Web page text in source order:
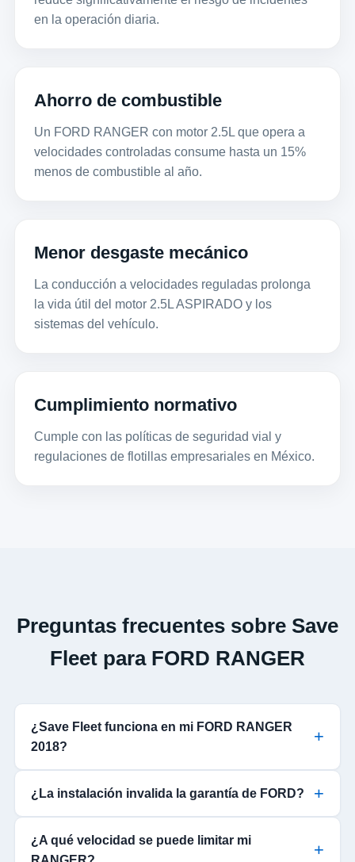
en la operación diaria.
Ahorro de combustible
Un FORD RANGER con motor 2.5L que opera a
velocidades controladas consume hasta un 15%
menos de combustible al año.
Menor desgaste mecánico
La conducción a velocidades reguladas prolonga
la vida útil del motor 2.5L ASPIRADO y los
sistemas del vehículo.
Cumplimiento normativo
Cumple con las políticas de seguridad vial y
regulaciones de flotillas empresariales en México.
Preguntas frecuentes sobre Save
Fleet para FORD RANGER
¿Save Fleet funciona en mi FORD RANGER
2018?
¿La instalación invalida la garantía de FORD?
¿A qué velocidad se puede limitar mi